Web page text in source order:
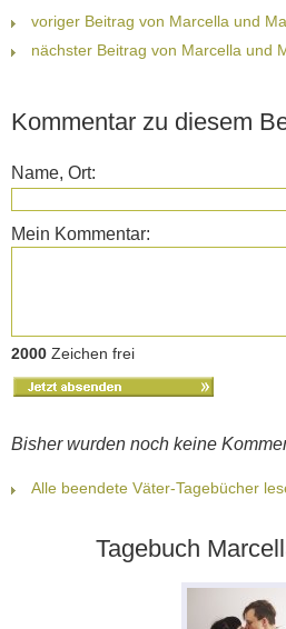
voriger Beitrag von Marcella und
nächster Beitrag von Marcella und
Kommentar zu diesem
Name, Ort:
Mein Kommentar:
2000 Zeichen frei
Bisher wurden noch keine
Alle beendete Väter-Tagebücher
Tagebuch